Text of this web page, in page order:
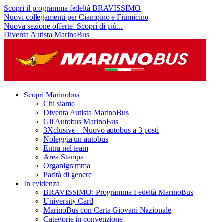
Scopri il programma fedeltà BRAVISSIMO
Nuovi collegamenti per Ciampino e Fiumicino
Nuova sezione offerte! Scopri di più...
Diventa Autista MarinoBus
Scopri Marinobus
Chi siamo
Diventa Autista MarinoBus
Gli Autobus MarinoBus
3Xclusive – Nuovo autobus a 3 posti
Noleggia un autobus
Entra nel team
Area Stampa
Organigramma
Parità di genere
In evidenza
BRAVISSIMO: Programma Fedeltà MarinoBus
University Card
MarinoBus con Carta Giovani Nazionale
Categorie in convenzione